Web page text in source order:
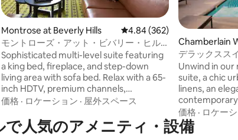
、5つ星中4.67つ星の平均評価
Montrose at Beverly Hills レビュー362件、5つ星中
4.84 (362)
モントローズ・アット・ビバリー・ヒル
ズ、デラックスキングスイート
Sophisticated multi-level suite featuring
a king bed, fireplace, and step-down
living area with sofa bed. Relax with a 65-
inch HDTV, premium channels,
complimentary high-speed internet, and
pampering retreat for up to four guests.
価格 · ロケーション · 屋外スペース
Chamberlain
d
デラックスス
Unwind in our
suite, a chic
linens, an
contemporary
thoughtfully
comfort,
Hume bath
価格 · ロケー
人⁠気⁠のア⁠メ⁠ニ⁠テ⁠ィ⁠・設⁠備